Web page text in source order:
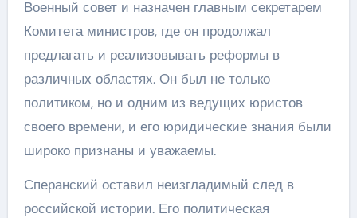
Военный совет и назначен главным секретарем
Комитета министров, где он продолжал
предлагать и реализовывать реформы в
различных областях. Он был не только
политиком, но и одним из ведущих юристов
своего времени, и его юридические знания были
широко признаны и уважаемы.
Сперанский оставил неизгладимый след в
российской истории. Его политическая